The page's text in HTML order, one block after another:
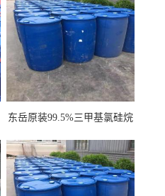
东岳原装99.5%三甲基氯硅烷